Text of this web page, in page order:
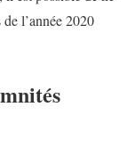
l’année 2020